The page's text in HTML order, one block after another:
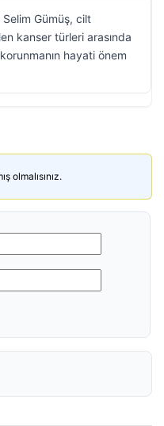
Selim Gümüş, cilt
kanser türleri arasında
hayati önem
olmalısınız.